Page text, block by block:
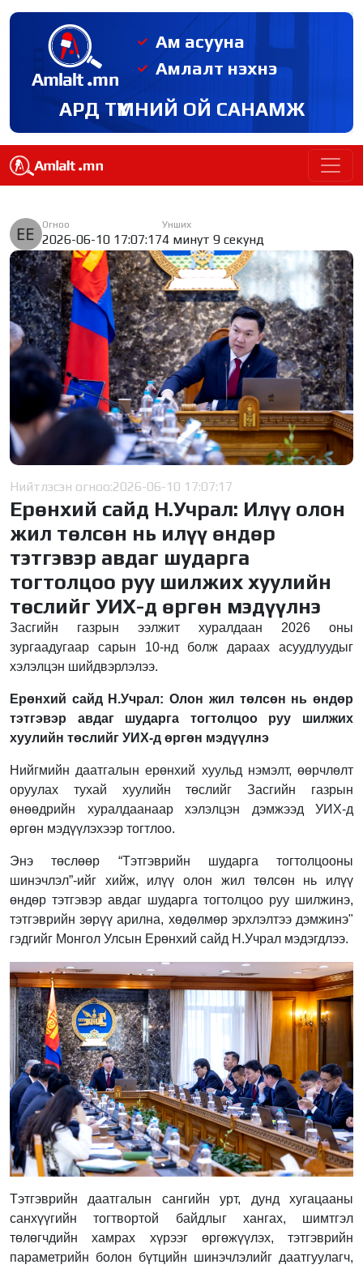
Ам асууна
Амлалт нэхнэ
АРД ТҮМНИЙ ОЙ САНАМЖ
Огноо
2026-06-10 17:07:17
Унших
4 минут 9 секунд
Нийтлэсэн огноо:2026-06-10 17:07:17
Ерөнхий сайд Н.Учрал: Илүү олон
жил төлсөн нь илүү өндөр
тэтгэвэр авдаг шударга
тогтолцоо руу шилжих хуулийн
төслийг УИХ-д өргөн мэдүүлнэ
Засгийн газрын ээлжит хуралдаан 2026 оны
зургаадугаар сарын 10-нд болж дараах асуудлуудыг
хэлэлцэн шийдвэрлэлээ.
Ерөнхий сайд Н.Учрал: Олон жил төлсөн нь өндөр
тэтгэвэр авдаг шударга тогтолцоо руу шилжих
хуулийн төслийг УИХ-д өргөн мэдүүлнэ
Нийгмийн даатгалын ерөнхий хуульд нэмэлт, өөрчлөлт
оруулах тухай хуулийн төслийг Засгийн газрын
өнөөдрийн хуралдаанаар хэлэлцэн дэмжээд УИХ-д
өргөн мэдүүлэхээр тогтлоо.
Энэ төслөөр “Тэтгэврийн шударга тогтолцооны
шинэчлэл”-ийг хийж, илүү олон жил төлсөн нь илүү
өндөр тэтгэвэр авдаг шударга тогтолцоо руу шилжинэ,
тэтгэврийн зөрүү арилна, хөдөлмөр эрхлэлтээ дэмжинэ"
гэдгийг Монгол Улсын Ерөнхий сайд Н.Учрал мэдэгдлээ.
Тэтгэврийн даатгалын сангийн урт, дунд хугацааны
санхүүгийн тогтвортой байдлыг хангах, шимтгэл
төлөгчдийн хамрах хүрээг өргөжүүлэх, тэтгэврийн
параметрийн болон бүтцийн шинэчлэлийг даатгуулагч,